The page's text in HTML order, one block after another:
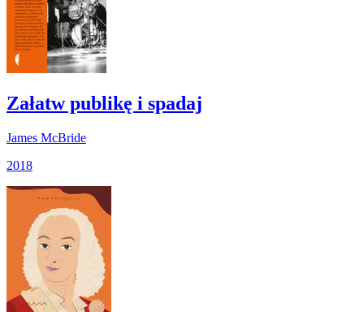
Załatw publikę i spadaj
James McBride
2018